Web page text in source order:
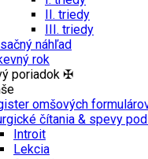
II. triedy
III. triedy
náhľad
rok
poriadok ✠
omšových
čítania & spevy
Introit
Lekcia